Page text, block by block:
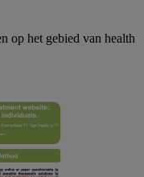
op het gebied van health